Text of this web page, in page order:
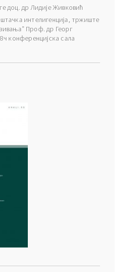
доц. др Лидије Живковић
интелигенција, тржиште
Проф. др Георг
конференцијска сала